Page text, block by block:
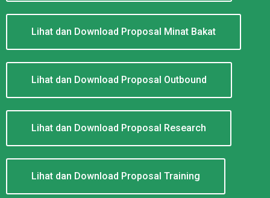
Lihat dan Download Proposal Minat Bakat
Lihat dan Download Proposal Outbound
Lihat dan Download Proposal Research
Lihat dan Download Proposal Training